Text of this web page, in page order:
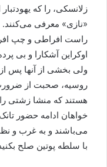
زلانسکی، را که
«نازی» معرفی می‌کنند.
راست افراطی و چپ
اوکراین آشکارا و بی
ولی بخشی از آنها پس
روسیه، صحبت از
هستند که منشا زشتی را
خواهان ادامه حضور
می‌باشند و به غرب و
با سلطه پوتین صلح